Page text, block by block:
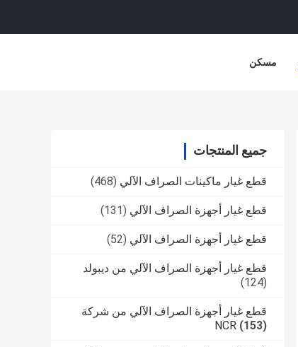
مسكن
جميع المنتجات
قطع غيار ماكينات الصراف الآلي (468)
قطع غيار أجهزة الصراف الآلي (131)
قطع غيار أجهزة الصراف الآلي (52)
قطع غيار أجهزة الصراف الآلي من ديبولد
(124)
قطع غيار أجهزة الصراف الآلي من شركة
NCR (153)